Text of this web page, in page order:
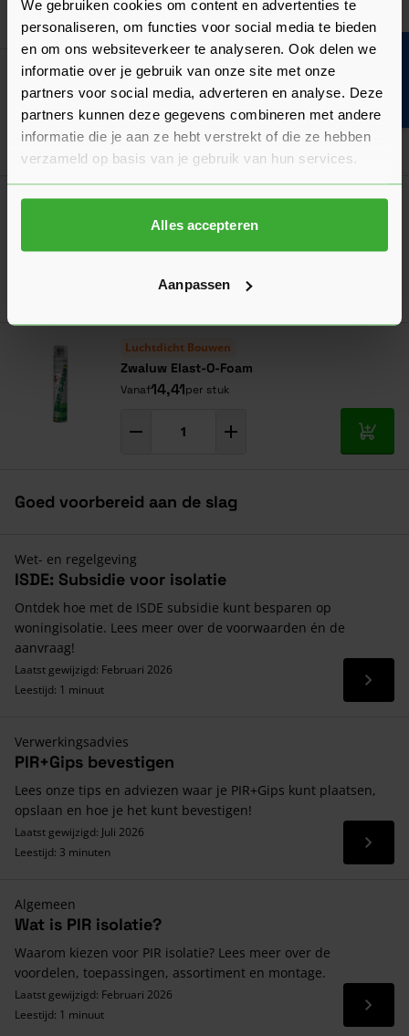
We gebruiken cookies om content en advertenties te
personaliseren, om functies voor social media te bieden
en om ons websiteverkeer te analyseren. Ook delen we
informatie over je gebruik van onze site met onze
partners voor social media, adverteren en analyse. Deze
partners kunnen deze gegevens combineren met andere
informatie die je aan ze hebt verstrekt of die ze hebben
verzameld op basis van je gebruik van hun services.
Alles accepteren
Aanpassen
Vanaf17,13per doos
Isolatiezaag Fijne Vertanding 400 mm
Nu24,95per stuk
In
Luchtdicht Bouwen
Zwaluw Elast-O-Foam Pur-set
Luchtdicht Bouwen
Zwaluw Elast-O-Foam
Vanaf14,41per stuk
In
Goed voorbereid aan de slag
Wet- en regelgeving
ISDE: Subsidie voor isolatie
Ontdek hoe met de ISDE subsidie kunt besparen op
woningisolatie. Lees meer over de voorwaarden én de
aanvraag!
Laatst gewijzigd: Februari 2026
Leestijd: 1 minuut
Lees
Verwerkingsadvies
PIR+Gips bevestigen
Lees onze tips en adviezen waar je PIR+Gips kunt plaatsen,
opslaan en hoe je het kunt bevestigen!
Laatst gewijzigd: Juli 2026
Leestijd: 3 minuten
Lees
Algemeen
Wat is PIR isolatie?
Waarom kiezen voor PIR isolatie? Lees meer over de
voordelen, toepassingen, assortiment en montage.
Laatst gewijzigd: Februari 2026
Leestijd: 1 minuut
Lees